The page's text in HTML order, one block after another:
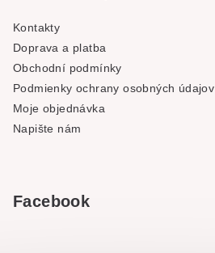
Kontakty
Doprava a platba
Obchodní podmínky
Podmienky ochrany osobných údajov
Moje objednávka
Napište nám
Facebook